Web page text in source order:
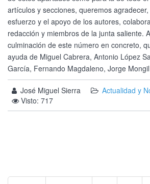
artículos y secciones, queremos
esfuerzo y el apoyo de los autores,
redacción y miembros de la junta saliente.
culminación de este número en concreto,
ayuda de Miguel Cabrera, Antonio López
García, Fernando Magdaleno, Jorge
José Miguel Sierra
Actualidad y
Visto: 717